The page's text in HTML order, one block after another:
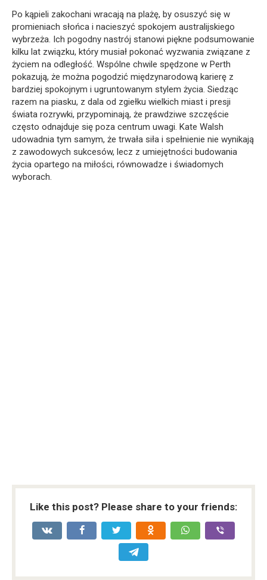
Po kąpieli zakochani wracają na plażę, by osuszyć się w
promieniach słońca i nacieszyć spokojem australijskiego
wybrzeża. Ich pogodny nastrój stanowi piękne podsumowanie
kilku lat związku, który musiał pokonać wyzwania związane z
życiem na odległość. Wspólne chwile spędzone w Perth
pokazują, że można pogodzić międzynarodową karierę z
bardziej spokojnym i ugruntowanym stylem życia. Siedząc
razem na piasku, z dala od zgiełku wielkich miast i presji
świata rozrywki, przypominają, że prawdziwe szczęście
często odnajduje się poza centrum uwagi. Kate Walsh
udowadnia tym samym, że trwała siła i spełnienie nie wynikają
z zawodowych sukcesów, lecz z umiejętności budowania
życia opartego na miłości, równowadze i świadomych
wyborach.
Like this post? Please share to your friends: